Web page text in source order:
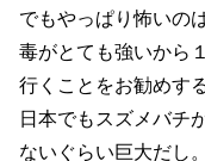
でもやっぱり怖いの
毒がとても強いから
行くことをお勧めする
日本でもスズメバチ
ないぐらい巨大だし。